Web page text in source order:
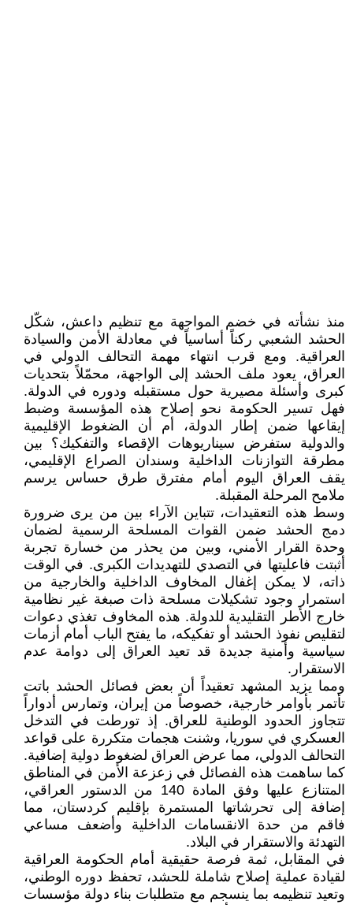
منذ نشأته في خضم المواجهة مع تنظيم داعش، شكّل
الحشد الشعبي ركناً أساسياً في معادلة الأمن والسيادة
العراقية. ومع قرب انتهاء مهمة التحالف الدولي في
العراق، يعود ملف الحشد إلى الواجهة، محمّلاً بتحديات
كبرى وأسئلة مصيرية حول مستقبله ودوره في الدولة.
فهل تسير الحكومة نحو إصلاح هذه المؤسسة وضبط
إيقاعها ضمن إطار الدولة، أم أن الضغوط الإقليمية
والدولية ستفرض سيناريوهات الإقصاء والتفكيك؟ بين
مطرقة التوازنات الداخلية وسندان الصراع الإقليمي،
يقف العراق اليوم أمام مفترق طرق حساس يرسم
ملامح المرحلة المقبلة.
وسط هذه التعقيدات، تتباين الآراء بين من يرى ضرورة
دمج الحشد ضمن القوات المسلحة الرسمية لضمان
وحدة القرار الأمني، وبين من يحذر من خسارة تجربة
أثبتت فاعليتها في التصدي للتهديدات الكبرى. في الوقت
ذاته، لا يمكن إغفال المخاوف الداخلية والخارجية من
استمرار وجود تشكيلات مسلحة ذات صبغة غير نظامية
خارج الأطر التقليدية للدولة. هذه المخاوف تغذي دعوات
لتقليص نفوذ الحشد أو تفكيكه، ما يفتح الباب أمام أزمات
سياسية وأمنية جديدة قد تعيد العراق إلى دوامة عدم
الاستقرار.
ومما يزيد المشهد تعقيداً أن بعض فصائل الحشد باتت
تأتمر بأوامر خارجية، خصوصاً من إيران، وتمارس أدواراً
تتجاوز الحدود الوطنية للعراق. إذ تورطت في التدخل
العسكري في سوريا، وشنت هجمات متكررة على قواعد
التحالف الدولي، مما عرض العراق لضغوط دولية إضافية.
كما ساهمت هذه الفصائل في زعزعة الأمن في المناطق
المتنازع عليها وفق المادة 140 من الدستور العراقي،
إضافة إلى تحرشاتها المستمرة بإقليم كردستان، مما
فاقم من حدة الانقسامات الداخلية وأضعف مساعي
التهدئة والاستقرار في البلاد.
في المقابل، ثمة فرصة حقيقية أمام الحكومة العراقية
لقيادة عملية إصلاح شاملة للحشد، تحفظ دوره الوطني،
وتعيد تنظيمه بما ينسجم مع متطلبات بناء دولة مؤسسات